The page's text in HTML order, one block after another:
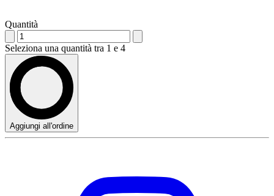
Quantità
Seleziona una quantità tra 1 e 4
Aggiungi all'ordine